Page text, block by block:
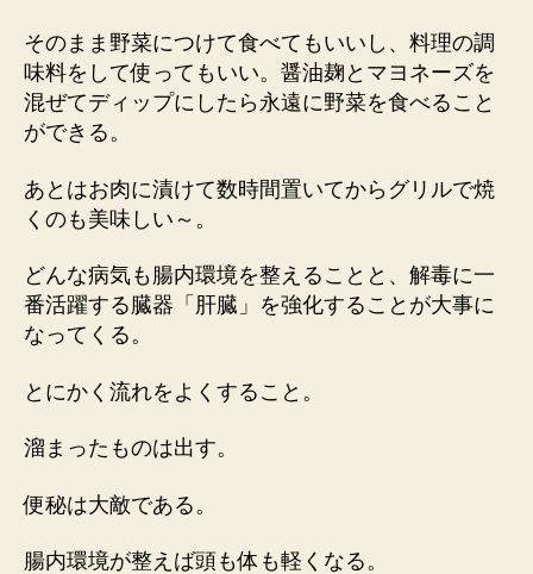
そのまま野菜につけて食べてもいいし、料理の調
味料をして使ってもいい。醤油麹とマヨネーズを
混ぜてディップにしたら永遠に野菜を食べること
ができる。
あとはお肉に漬けて数時間置いてからグリルで焼
くのも美味しい～。
どんな病気も腸内環境を整えることと、解毒に一
番活躍する臓器「肝臓」を強化することが大事に
なってくる。
とにかく流れをよくすること。
溜まったものは出す。
便秘は大敵である。
腸内環境が整えば頭も体も軽くなる。